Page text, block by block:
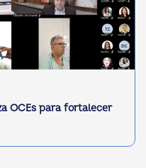
OCEs para fortalecer